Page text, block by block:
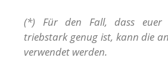
(*) Für den Fall, dass euer
triebstark genug ist, kann die
verwendet werden.